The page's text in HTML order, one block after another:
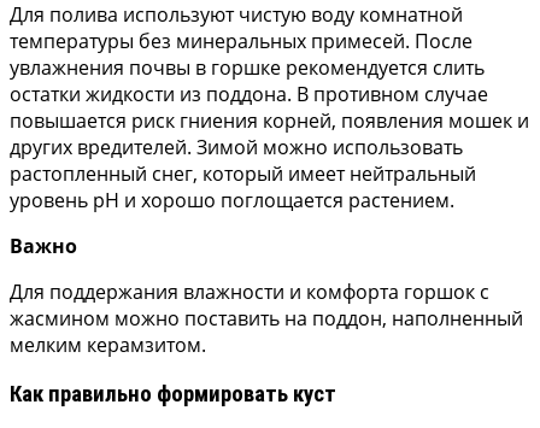
Для полива используют чистую воду комнатной
температуры без минеральных примесей. После
увлажнения почвы в горшке рекомендуется слить
остатки жидкости из поддона. В противном случае
повышается риск гниения корней, появления мошек и
других вредителей. Зимой можно использовать
растопленный снег, который имеет нейтральный
уровень pH и хорошо поглощается растением.
Важно
Для поддержания влажности и комфорта горшок с
жасмином можно поставить на поддон, наполненный
мелким керамзитом.
Как правильно формировать куст